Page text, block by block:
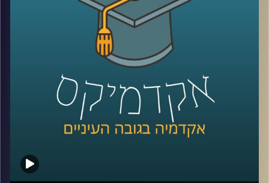
דוקטור עופר ישראלי נכנס לקרביים של יחסי
ערב-מערב, מימי ממשל בוש הבן עד אובמה,
כולל השאלות המסעירות בעקבות בחירת העם
האמריקאי בנשיא טראמפ.
קרדיט תמונות:AudioVersity